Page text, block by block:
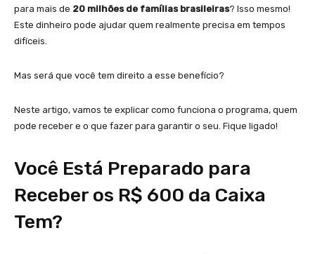
para mais de 20 milhões de famílias brasileiras? Isso mesmo!
Este dinheiro pode ajudar quem realmente precisa em tempos
difíceis.
Mas será que você tem direito a esse benefício?
Neste artigo, vamos te explicar como funciona o programa, quem
pode receber e o que fazer para garantir o seu. Fique ligado!
Você Está Preparado para
Receber os R$ 600 da Caixa
Tem?